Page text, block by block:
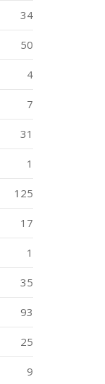
34
50
4
7
31
1
125
17
1
35
93
25
9